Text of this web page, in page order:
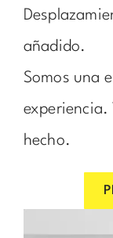
añadido.
Somos una
experiencia.
hecho.